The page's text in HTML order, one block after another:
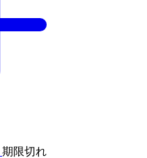
期限切れ